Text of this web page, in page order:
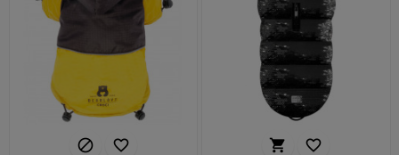
   